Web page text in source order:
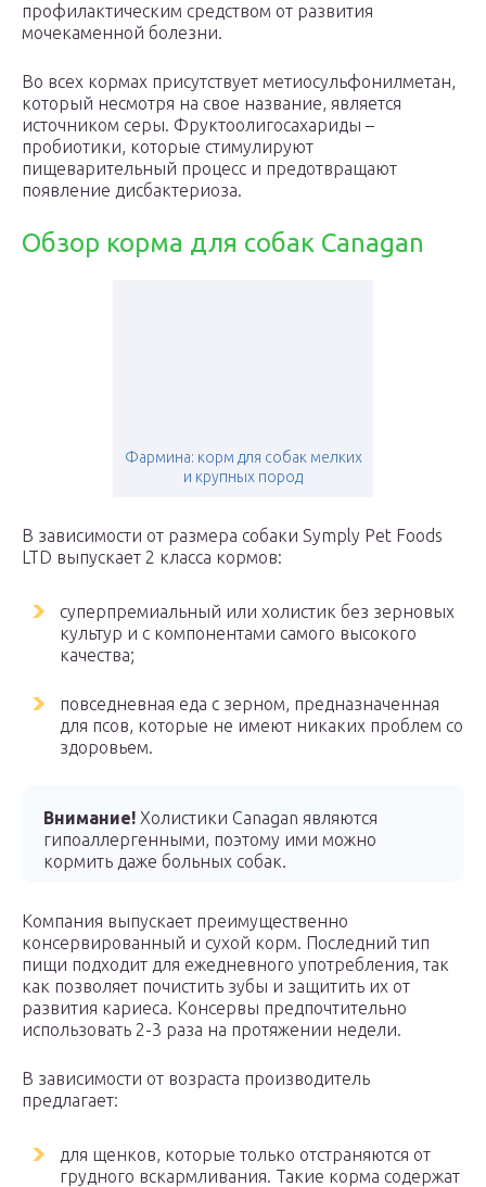
профилактическим средством от развития
мочекаменной болезни.
Во всех кормах присутствует метиосульфонилметан,
который несмотря на свое название, является
источником серы. Фруктоолигосахариды –
пробиотики, которые стимулируют
пищеварительный процесс и предотвращают
появление дисбактериоза.
Обзор корма для собак Canagan
Фармина: корм для собак мелких
и крупных пород
В зависимости от размера собаки Symply Pet Foods
LTD выпускает 2 класса кормов:
суперпремиальный или холистик без зерновых
культур и с компонентами самого высокого
качества;
повседневная еда с зерном, предназначенная
для псов, которые не имеют никаких проблем со
здоровьем.
Внимание! Холистики Canagan являются
гипоаллергенными, поэтому ими можно
кормить даже больных собак.
Компания выпускает преимущественно
консервированный и сухой корм. Последний тип
пищи подходит для ежедневного употребления, так
как позволяет почистить зубы и защитить их от
развития кариеса. Консервы предпочтительно
использовать 2-3 раза на протяжении недели.
В зависимости от возраста производитель
предлагает:
для щенков, которые только отстраняются от
грудного вскармливания. Такие корма содержат